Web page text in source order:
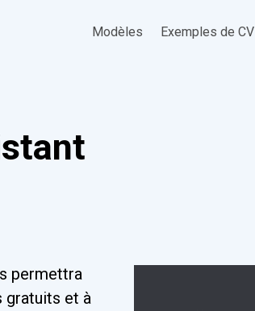
Modèles Exemples de CV
permettra
gratuits et à